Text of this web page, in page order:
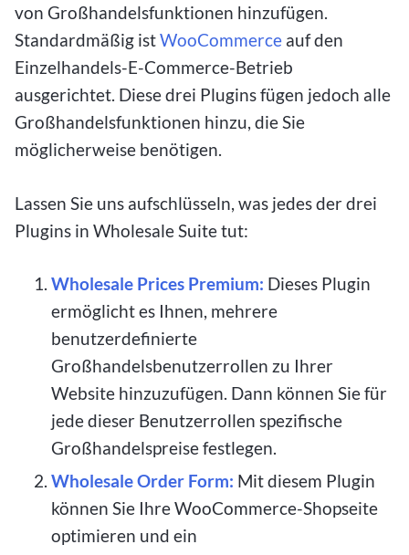
von Großhandelsfunktionen hinzufügen.
Standardmäßig istWooCommerce auf den
Einzelhandels-E-Commerce-Betrieb
ausgerichtet. Diese drei Plugins fügen jedoch alle
Großhandelsfunktionen hinzu, die Sie
möglicherweise benötigen.
Lassen Sie uns aufschlüsseln, was jedes der drei
Plugins in Wholesale Suite tut:
Wholesale Prices Premium: Dieses Plugin
ermöglicht es Ihnen, mehrere
benutzerdefinierte
Großhandelsbenutzerrollen zu Ihrer
Website hinzuzufügen. Dann können Sie für
jede dieser Benutzerrollen spezifische
Großhandelspreise festlegen.
Wholesale Order Form: Mit diesem Plugin
können Sie Ihre WooCommerce-Shopseite
optimieren und ein